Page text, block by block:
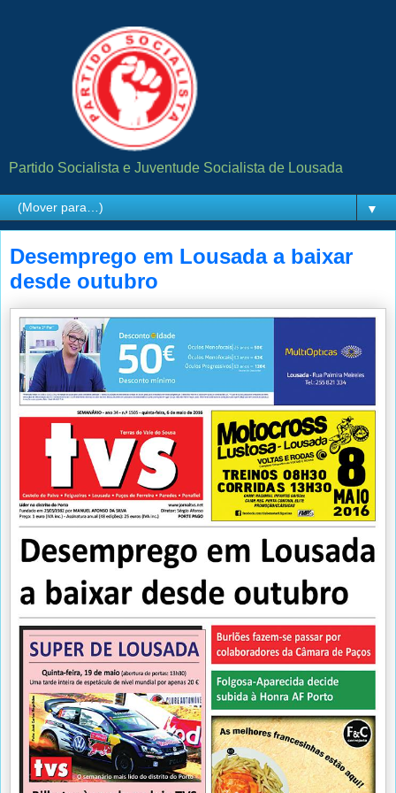
Partido Socialista e Juventude Socialista de Lousada
▼
Desemprego em Lousada a baixar
desde outubro